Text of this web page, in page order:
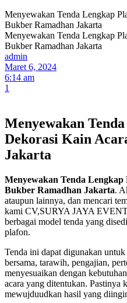
Menyewakan Tenda Lengkap
Bukber Ramadhan Jakarta
Menyewakan Tenda Lengkap
Bukber Ramadhan Jakarta
admin
Maret 6, 2024
6:14 am
1
Menyewakan
Dekorasi Kain
Jakarta
Menyewakan Tenda
Bukber Ramadhan Jakarta.
ataupun lainnya, dan mencari
kami CV,SURYA JAYA
berbagai model tenda yang
plafon.
Tenda ini dapat digunakan
bersama, tarawih, pengajian,
menyesuaikan dengan
acara yang ditentukan. Pastinya
mewujduudkan hasil yang